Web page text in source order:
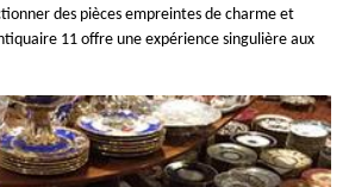
des pièces empreintes de charme et
11 offre une expérience singulière aux